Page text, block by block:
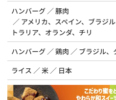
ハンバーグ
豚肉
アメリカ、スペイン、ブラジ
トラリア、オランダ、チリ
ハンバーグ
鶏肉
ブラジル、
ライス
米 日本